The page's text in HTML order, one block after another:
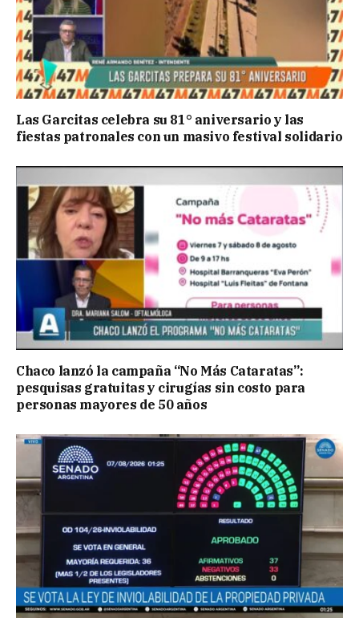
Las Garcitas celebra su 81° aniversario y las
fiestas patronales con un masivo festival solidario
Chaco lanzó la campaña “No Más Cataratas”:
pesquisas gratuitas y cirugías sin costo para
personas mayores de 50 años